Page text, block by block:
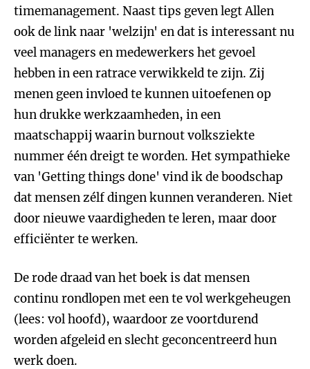
timemanagement. Naast tips geven legt Allen
ook de link naar 'welzijn' en dat is interessant nu
veel managers en medewerkers het gevoel
hebben in een ratrace verwikkeld te zijn. Zij
menen geen invloed te kunnen uitoefenen op
hun drukke werkzaamheden, in een
maatschappij waarin burnout volksziekte
nummer één dreigt te worden. Het sympathieke
van 'Getting things done' vind ik de boodschap
dat mensen zélf dingen kunnen veranderen. Niet
door nieuwe vaardigheden te leren, maar door
efficiënter te werken.
De rode draad van het boek is dat mensen
continu rondlopen met een te vol werkgeheugen
(lees: vol hoofd), waardoor ze voortdurend
worden afgeleid en slecht geconcentreerd hun
werk doen.